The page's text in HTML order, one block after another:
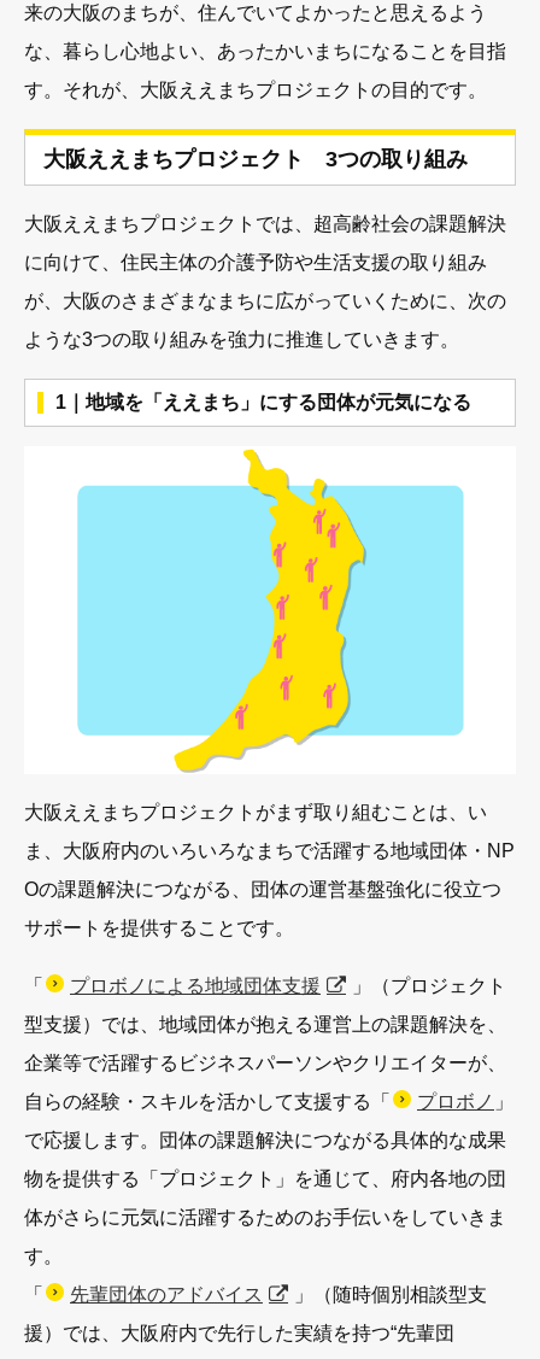
来の大阪のまちが、住んでいてよかったと思えるよう
な、暮らし心地よい、あったかいまちになることを目指
す。それが、大阪ええまちプロジェクトの目的です。
大阪ええまちプロジェクト 3つの取り組み
大阪ええまちプロジェクトでは、超高齢社会の課題解決
に向けて、住民主体の介護予防や生活支援の取り組み
が、大阪のさまざまなまちに広がっていくために、次の
ような3つの取り組みを強力に推進していきます。
1｜地域を「ええまち」にする団体が元気になる
大阪ええまちプロジェクトがまず取り組むことは、い
ま、大阪府内のいろいろなまちで活躍する地域団体・NP
Oの課題解決につながる、団体の運営基盤強化に役立つ
サポートを提供することです。
「 プロボノによる地域団体支援
」（プロジェクト
型支援）では、地域団体が抱える運営上の課題解決を、
企業等で活躍するビジネスパーソンやクリエイターが、
自らの経験・スキルを活かして支援する「
プロボノ 」
で応援します。団体の課題解決につながる具体的な成果
物を提供する「プロジェクト」を通じて、府内各地の団
体がさらに元気に活躍するためのお手伝いをしていきま
す。
「
先輩団体のアドバイス
」（随時個別相談型支
援）では、大阪府内で先行した実績を持つ“先輩団